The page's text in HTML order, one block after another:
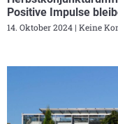
Positive Impulse
14. Oktober 2024 Keine